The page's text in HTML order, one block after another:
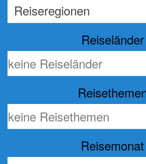
Reiseländer
Reisemonat